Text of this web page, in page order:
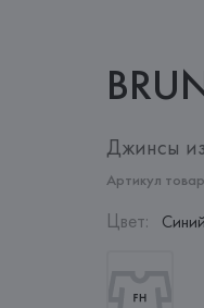
Джинсы
Артикул
Цвет: Синий